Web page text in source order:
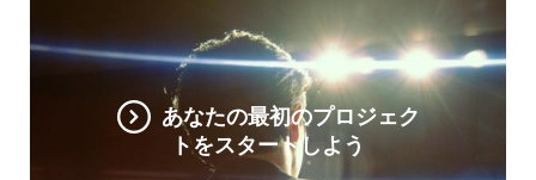
あなたの最初のプロジェク
トをスタートしよう